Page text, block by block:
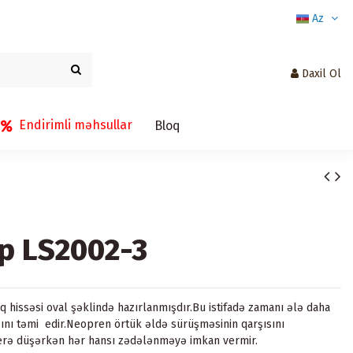
Az
Daxil Ol
Endirimli məhsullar Bloq
LS2002-3
hissəsi oval şəklində hazırlanmışdır.Bu istifadə zamanı ələ daha
təmi edir.Neopren örtük əldə sürüşməsinin qarşısını
düşərkən hər hansı zədələnməyə imkan vermir.